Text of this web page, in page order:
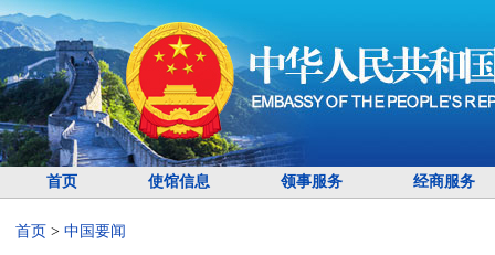
首页 使馆信息 领事服务 经商服务
首页 > 中国要闻